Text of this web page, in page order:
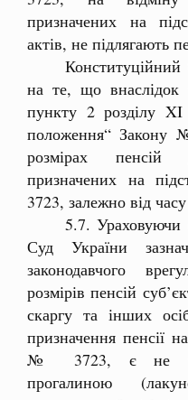
призначених на
актів, не підлягають
Конституційний
на те, що внаслідок
пункту 2 розділу XI
положення“ Закону
розмірах пенсій
призначених на
3723, залежно від
5.7. Ураховуючи
Суд України
законодавчого
розмірів пенсій
скаргу та інших
призначення пенсії
№ 3723, є не
прогалиною